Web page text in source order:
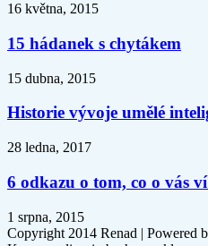
16 května, 2015
15 hádanek s chytákem
15 dubna, 2015
Historie vývoje umělé
28 ledna, 2017
6 odkazu o tom, co o vás
1 srpna, 2015
Copyright 2014 Renad | Powered